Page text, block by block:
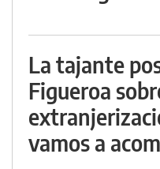
La tajante
Figueroa
vamos a